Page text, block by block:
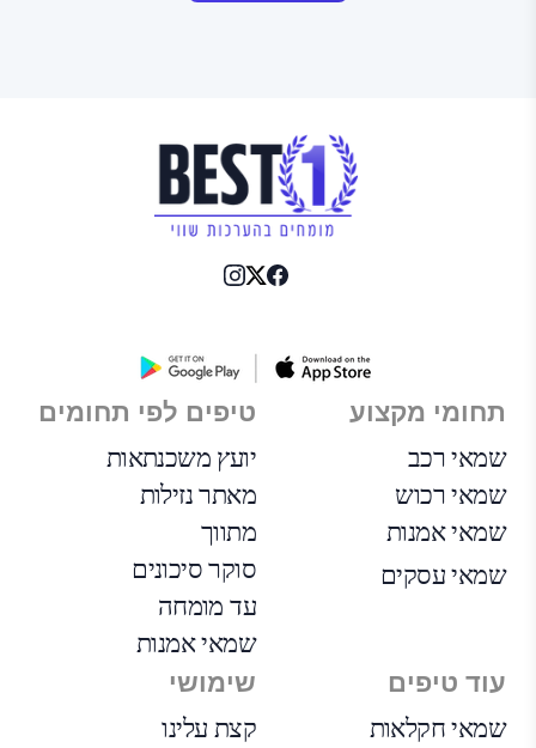
תחומי מקצוע
שמאי רכב
שמאי רכוש
שמאי אמנות
שמאי עסקים
טיפים לפי תחומים
יועץ משכנתאות
מאתר נזילות
מתווך
סוקר סיכונים
עד מומחה
שמאי אמנות
עוד טיפים
שמאי חקלאות
שימושי
קצת עלינו